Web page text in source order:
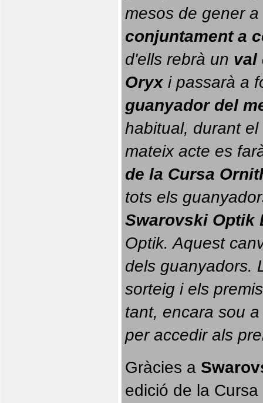
conjuntament a
d'ells rebrà un val
Oryx i passarà a
guanyador del
habitual, durant el
mateix acte es
de la Cursa
tots els
Swarovski Optik
Optik. Aquest
dels guanyadors.
sorteig i els
tant, encara sou
per accedir als
Gràcies a
edició de la